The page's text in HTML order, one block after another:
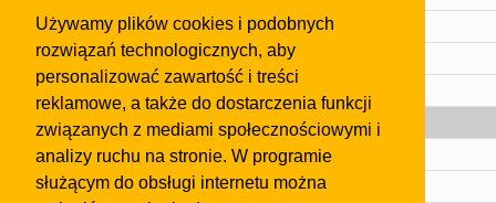
Używamy plików cookies i podobnych
rozwiązań technologicznych, aby
personalizować zawartość i treści
reklamowe, a także do dostarczenia funkcji
związanych z mediami społecznościowymi i
analizy ruchu na stronie. W programie
służącym do obsługi internetu można
Kontakt
Regulamin
Gazeta
Olkusz
Kontakt